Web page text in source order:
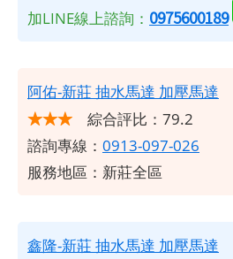
加LINE線上諮詢： 0975600189
阿佑-新莊 抽水馬達 加壓馬達
★★★ 綜合評比：79.2
諮詢專線： 0913-097-026
服務地區：新莊全區
鑫隆-新莊 抽水馬達 加壓馬達